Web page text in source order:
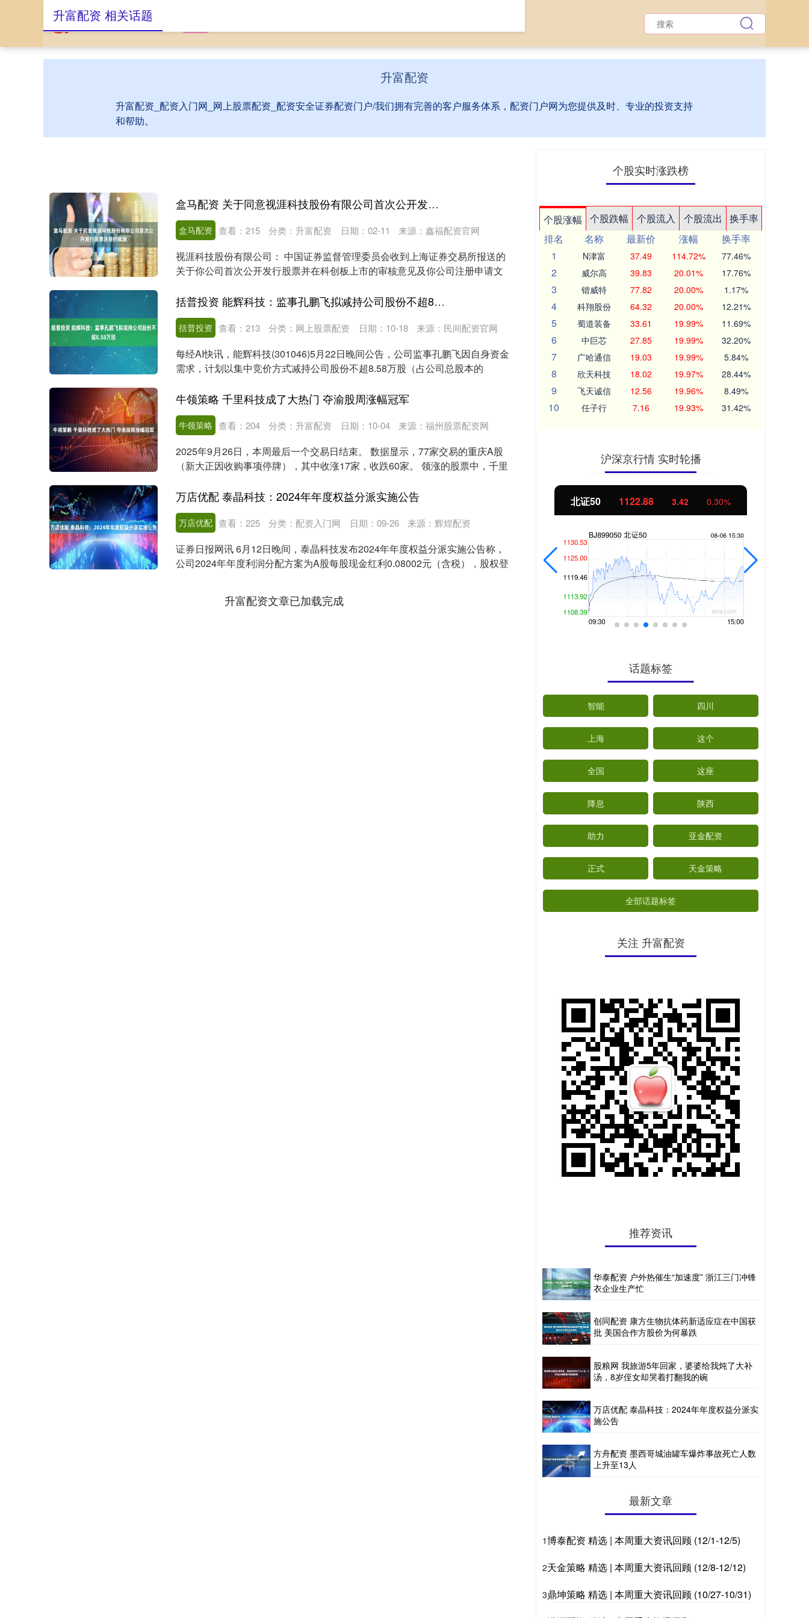
升富配资
升富配资_配资入门网_网上股票配资_配资安全证券配资门户/我们拥有完善的客户服务体系，配资门户网为您提供及时、专业的投资支持
和帮助。
升富配资 相关话题
盒马配资 关于同意视涯科技股份有限公司首次公开发行股票注册的批复
盒马配资 日期：02-11 来源：鑫福配资官网
查看： 215 分类： 升富配资
视涯科技股份有限公司： 中国证券监督管理委员会收到上海证券交易所报送的
关于你公司首次公开发行股票并在科创板上市的审核意见及你公司注册申请文
括普投资 能辉科技：监事孔鹏飞拟减持公司股份不超8.58万股
括普投资 日期：10-18 来源：民间配资官网
查看： 213 分类： 网上股票配资
每经AI快讯，能辉科技(301046)5月22日晚间公告，公司监事孔鹏飞因自身资金
需求，计划以集中竞价方式减持公司股份不超8.58万股（占公司总股本的
牛领策略 千里科技成了大热门 夺渝股周涨幅冠军
牛领策略 日期：10-04 来源：福州股票配资网
查看： 204 分类： 升富配资
2025年9月26日，本周最后一个交易日结束。 数据显示，77家交易的重庆A股
（新大正因收购事项停牌），其中收涨17家，收跌60家。 领涨的股票中，千里
万店优配 泰晶科技：2024年年度权益分派实施公告
万店优配 日期：09-26 来源：辉煌配资
查看： 225 分类： 配资入门网
证券日报网讯 6月12日晚间，泰晶科技发布2024年年度权益分派实施公告称，
公司2024年年度利润分配方案为A股每股现金红利0.08002元（含税），股权登
升富配资文章已加载完成
个股实时涨跌榜
个股涨幅 个股跌幅 个股流入 个股流出
换手率
排名
名称 最新价 涨幅
换手率
1
N津富 37.49 114.72% 77.46%
2 威尔高 39.83 20.01% 17.76%
3 锴威特 77.82 20.00% 1.17%
4 科翔股份 64.32 20.00% 12.21%
5 蜀道装备 33.61 19.99% 11.69%
6 中巨芯 27.85 19.99% 32.20%
7 广哈通信 19.03 19.99% 5.84%
8 欣天科技 18.02 19.97% 28.44%
9 飞天诚信 12.56 19.96% 8.49%
10 任子行 7.16 19.93% 31.42%
沪深京行情 实时轮播
0.57% 深证成指 14110.12 -34.08 -0.24% 沪深300 4651.31 北证50 1122.88 3.42 0.30%
话题标签
智能 四川
上海 这个
全国 这座
降息 陕西
助力 亚金配资
正式 天金策略
全部话题标签
关注 升富配资
推荐资讯
华泰配资 户外热催生“加速度” 浙江三门冲锋
衣企业生产忙
创同配资 康方生物抗体药新适应症在中国获
批 美国合作方股价为何暴跌
股粮网 我旅游5年回家，婆婆给我炖了大补
汤，8岁侄女却哭着打翻我的碗
万店优配 泰晶科技：2024年年度权益分派实
施公告
方舟配资 墨西哥城油罐车爆炸事故死亡人数
上升至13人
最新文章
1博泰配资 精选 | 本周重大资讯回顾 (12/1-12/5)
2天金策略 精选 | 本周重大资讯回顾 (12/8-12/12)
3鼎坤策略 精选 | 本周重大资讯回顾 (10/27-10/31)